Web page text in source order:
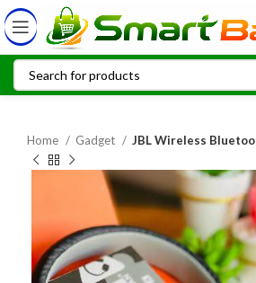
Home Gadget JBL Wireless